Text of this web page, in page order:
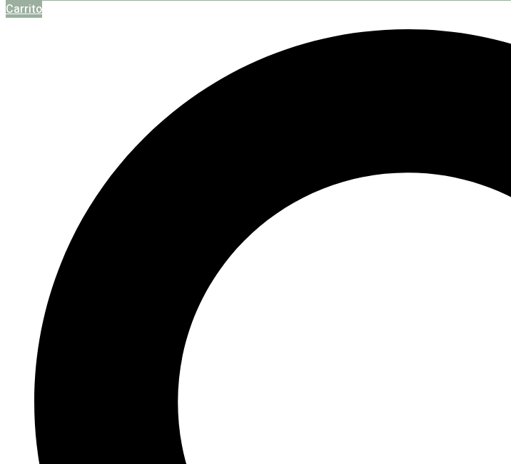
Carrito